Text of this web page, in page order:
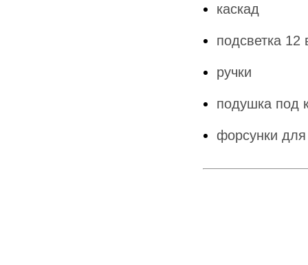
каскад
подсветка 12
ручки
подушка под
форсунки